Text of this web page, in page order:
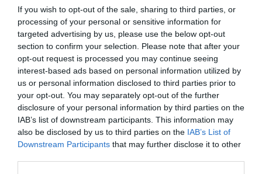
If you wish to opt-out of the sale, sharing to third parties, or
processing of your personal or sensitive information for
targeted advertising by us, please use the below opt-out
section to confirm your selection. Please note that after your
opt-out request is processed you may continue seeing
interest-based ads based on personal information utilized by
us or personal information disclosed to third parties prior to
your opt-out. You may separately opt-out of the further
disclosure of your personal information by third parties on the
IAB’s list of downstream participants. This information may
also be disclosed by us to third parties on the IAB’s List of
Downstream Participants that may further disclose it to other
Onsdagen hade samlat 7 båtar återigen.
Svårt att få med 8 båtar än så länge.
Glödjande att även en Ballad var med på kvällens segling.
Det blev tätt i toppen på seglingen där Lasse Persson i Solong
segrade framför Hasse Persson i Skruff följt av Jan-Erik Karlsson i
Beauty. Endast 1 minut skiljde mellan plats 1 och 3.
Nu hoppas vi på en ökning av båtar till nästa onsdag och att vi
närmar oss 10 deltagande båtar
Väl mött nästa onsdag!